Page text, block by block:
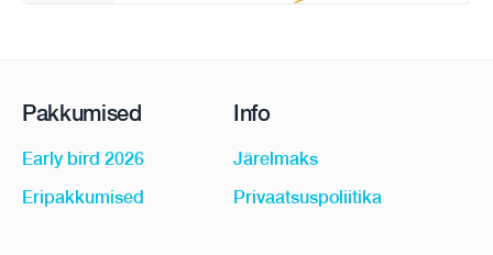
Pakkumised
Early bird 2026
Eripakkumised
Info
Järelmaks
Privaatsuspoliitika